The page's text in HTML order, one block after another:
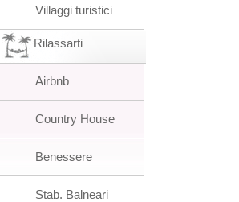
Villaggi turistici
Rilassarti
Airbnb
Country House
Benessere
Stab. Balneari